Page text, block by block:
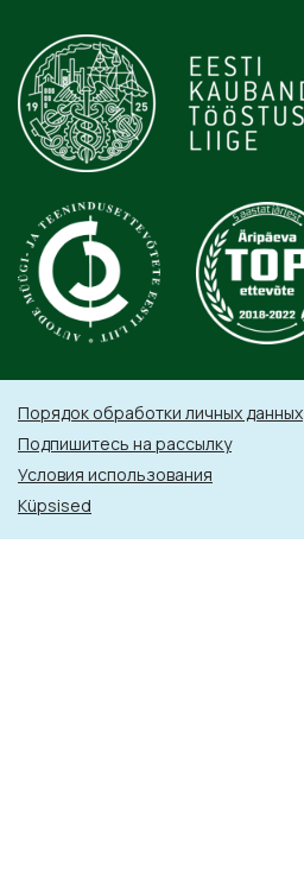
Порядок обработки личных данных
Подпишитесь на рассылку
Условия использования
Küpsised